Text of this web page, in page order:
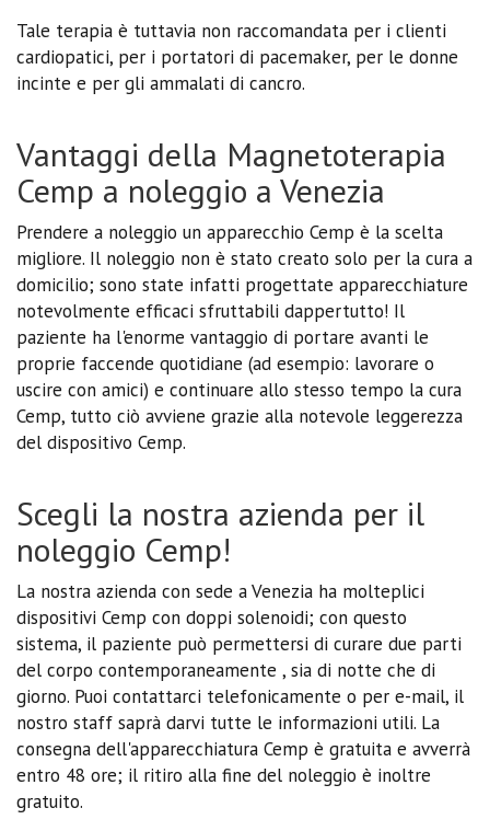
Tale terapia è tuttavia non raccomandata per i clienti
cardiopatici, per i portatori di pacemaker, per le donne
incinte e per gli ammalati di cancro.
Vantaggi della Magnetoterapia
Cemp a noleggio a Venezia
Prendere a noleggio un apparecchio Cemp è la scelta
migliore. Il noleggio non è stato creato solo per la cura a
domicilio; sono state infatti progettate apparecchiature
notevolmente efficaci sfruttabili dappertutto! Il
paziente ha l'enorme vantaggio di portare avanti le
proprie faccende quotidiane (ad esempio: lavorare o
uscire con amici) e continuare allo stesso tempo la cura
Cemp, tutto ciò avviene grazie alla notevole leggerezza
del dispositivo Cemp.
Scegli la nostra azienda per il
noleggio Cemp!
La nostra azienda con sede a Venezia ha molteplici
dispositivi Cemp con doppi solenoidi; con questo
sistema, il paziente può permettersi di curare due parti
del corpo contemporaneamente , sia di notte che di
giorno. Puoi contattarci telefonicamente o per e-mail, il
nostro staff saprà darvi tutte le informazioni utili. La
consegna dell'apparecchiatura Cemp è gratuita e avverrà
entro 48 ore; il ritiro alla fine del noleggio è inoltre
gratuito.